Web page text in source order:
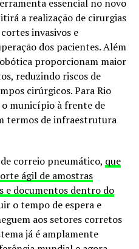
essencial no novo
a realização de cirurgias
invasivos e
dos pacientes. Além
proporcionam maior
reduzindo riscos de
cirúrgicos. Para Rio
o município à frente de
termos de infraestrutura
correio pneumático, que
ágil de amostras
e documentos dentro do
o tempo de espera e
aos setores corretos
já é amplamente